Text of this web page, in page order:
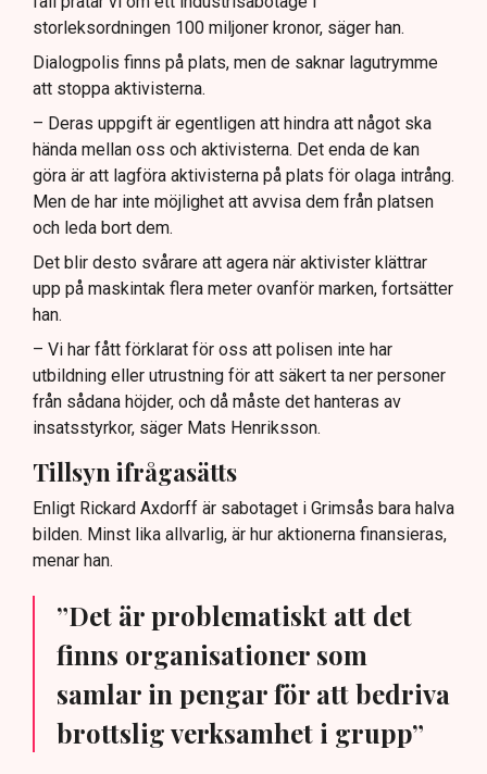
storleksordningen 100 miljoner kronor, säger han.
Dialogpolis finns på plats, men de saknar lagutrymme
att stoppa aktivisterna.
– Deras uppgift är egentligen att hindra att något ska
hända mellan oss och aktivisterna. Det enda de kan
göra är att lagföra aktivisterna på plats för olaga intrång.
Men de har inte möjlighet att avvisa dem från platsen
och leda bort dem.
Det blir desto svårare att agera när aktivister klättrar
upp på maskintak flera meter ovanför marken, fortsätter
han.
– Vi har fått förklarat för oss att polisen inte har
utbildning eller utrustning för att säkert ta ner personer
från sådana höjder, och då måste det hanteras av
insatsstyrkor, säger Mats Henriksson.
Tillsyn ifrågasätts
Enligt Rickard Axdorff är sabotaget i Grimsås bara halva
bilden. Minst lika allvarlig, är hur aktionerna finansieras,
menar han.
”Det är problematiskt att det
finns organisationer som
samlar in pengar för att bedriva
brottslig verksamhet i grupp”